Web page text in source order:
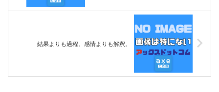
結果よりも過程。感情よりも解釈。